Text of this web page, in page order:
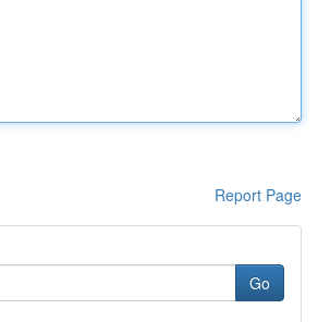
Report Page
Go